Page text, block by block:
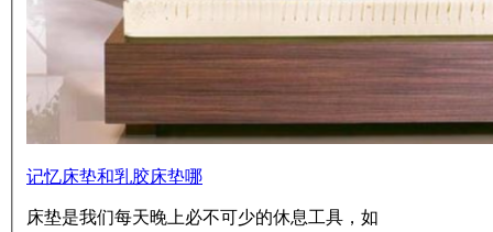
记忆床垫和乳胶床垫哪
床垫是我们每天晚上必不可少的休息工具，如